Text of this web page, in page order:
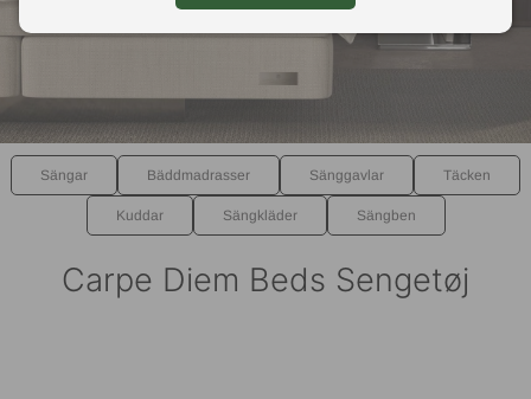
Sängar Bäddmadrasser Sänggavlar Täcken
Kuddar Sängkläder Sängben
Carpe Diem Beds Sengetøj